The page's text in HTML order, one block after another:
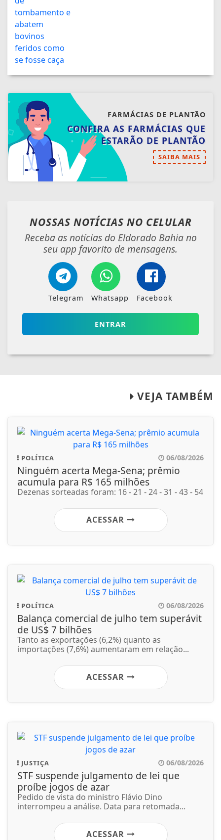
FARMÁCIAS DE PLANTÃO
CONFIRA AS FARMÁCIAS QUE
ESTARÃO DE PLANTÃO
SAIBA MAIS
NOSSAS NOTÍCIAS NO CELULAR
Receba as notícias do Eldorado Bahia no
seu app favorito de mensagens.
Telegram Whatsapp Facebook
ENTRAR
VEJA TAMBÉM
POLÍTICA 06/08/2026
Ninguém acerta Mega-Sena; prêmio
acumula para R$ 165 milhões
Dezenas sorteadas foram: 16 - 21 - 24 - 31 - 43 - 54
ACESSAR
POLÍTICA 06/08/2026
Balança comercial de julho tem superávit
de US$ 7 bilhões
Tanto as exportações (6,2%) quanto as
importações (7,6%) aumentaram em relação...
ACESSAR
JUSTIÇA 06/08/2026
STF suspende julgamento de lei que
proíbe jogos de azar
Pedido de vista do ministro Flávio Dino
interrompeu a análise. Data para retomada...
ACESSAR